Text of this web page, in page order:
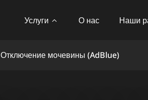
Услуги О нас Наши
Отключение мочевины (AdBlue)